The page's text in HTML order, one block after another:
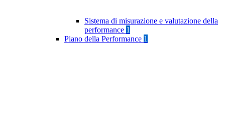
Sistema di misurazione e valutazione della
performance 1
Piano della Performance 1